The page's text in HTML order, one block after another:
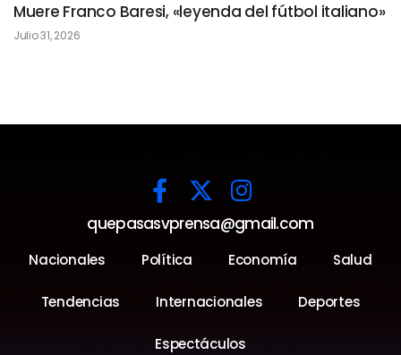
Muere Franco Baresi, «leyenda del fútbol italiano»
Julio 31, 2026
quepasasvprensa@gmail.com
Nacionales Política Economía Salud
Tendencias Internacionales Deportes
Espectáculos